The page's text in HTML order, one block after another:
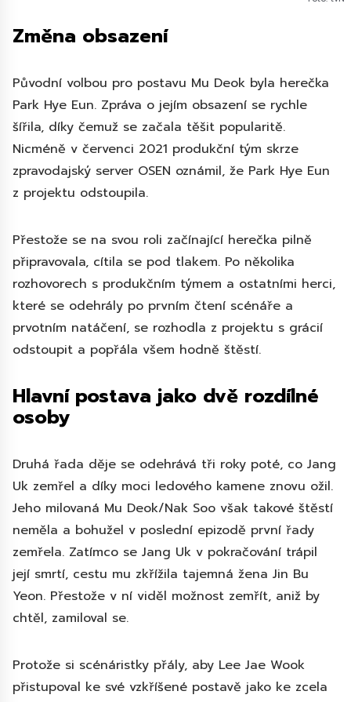
Změna obsazení
Původní volbou pro postavu Mu Deok byla herečka
Park Hye Eun. Zpráva o jejím obsazení se rychle
šířila, díky čemuž se začala těšit popularitě.
Nicméně v červenci 2021 produkční tým skrze
zpravodajský server OSEN oznámil, že Park Hye Eun
z projektu odstoupila.
Přestože se na svou roli začínající herečka pilně
připravovala, cítila se pod tlakem. Po několika
rozhovorech s produkčním týmem a ostatními herci,
které se odehrály po prvním čtení scénáře a
prvotním natáčení, se rozhodla z projektu s grácií
odstoupit a popřála všem hodně štěstí.
Hlavní postava jako dvě rozdílné
osoby
Druhá řada děje se odehrává tři roky poté, co Jang
Uk zemřel a díky moci ledového kamene znovu ožil.
Jeho milovaná Mu Deok/Nak Soo však takové štěstí
neměla a bohužel v poslední epizodě první řady
zemřela. Zatímco se Jang Uk v pokračování trápil
její smrtí, cestu mu zkřížila tajemná žena Jin Bu
Yeon. Přestože v ní viděl možnost zemřít, aniž by
chtěl, zamiloval se.
Protože si scénáristky přály, aby Lee Jae Wook
přistupoval ke své vzkříšené postavě jako ke zcela